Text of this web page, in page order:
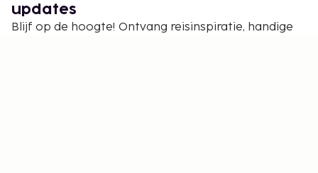
updates
Blijf op de hoogte! Ontvang reisinspiratie, handige